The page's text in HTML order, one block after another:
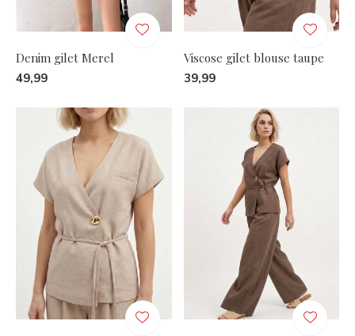
Denim gilet Merel
49,99
Viscose gilet blouse taupe
39,99